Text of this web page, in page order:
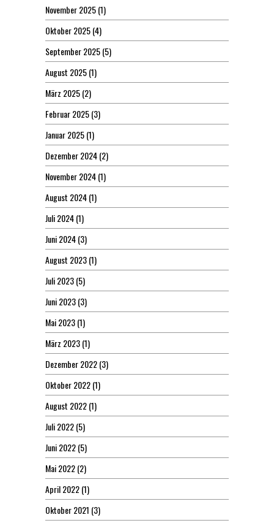
November 2025(1)
Oktober 2025(4)
September 2025(5)
August 2025(1)
März 2025(2)
Februar 2025(3)
Januar 2025(1)
Dezember 2024(2)
November 2024(1)
August 2024(1)
Juli 2024(1)
Juni 2024(3)
August 2023(1)
Juli 2023(5)
Juni 2023(3)
Mai 2023(1)
März 2023(1)
Dezember 2022(3)
Oktober 2022(1)
August 2022(1)
Juli 2022(5)
Juni 2022(5)
Mai 2022(2)
April 2022(1)
Oktober 2021 (3)